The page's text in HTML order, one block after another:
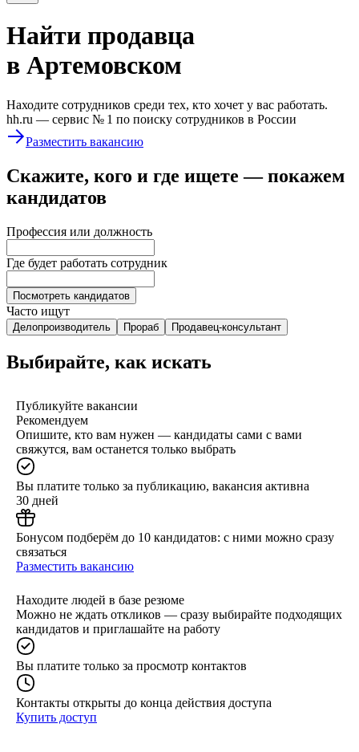
Найти продавца
в Артемовском
Находите сотрудников среди тех, кто хочет у вас работать.
hh.ru — сервис № 1 по поиску сотрудников в России
Разместить вакансию
Скажите, кого и где ищете — покажем
кандидатов
Профессия или должность
Где будет работать сотрудник
Посмотреть кандидатов
Часто ищут
Делопроизводитель Прораб Продавец-консультант
Выбирайте, как искать
Публикуйте вакансии
Рекомендуем
Опишите, кто вам нужен — кандидаты сами с вами
свяжутся, вам останется только выбрать
Вы платите только за публикацию, вакансия активна
30 дней
Бонусом подберём до 10 кандидатов: с ними можно сразу
связаться
Разместить вакансию
Находите людей в базе резюме
Можно не ждать откликов — сразу выбирайте подходящих
кандидатов и приглашайте на работу
Вы платите только за просмотр контактов
Контакты открыты до конца действия доступа
Купить доступ